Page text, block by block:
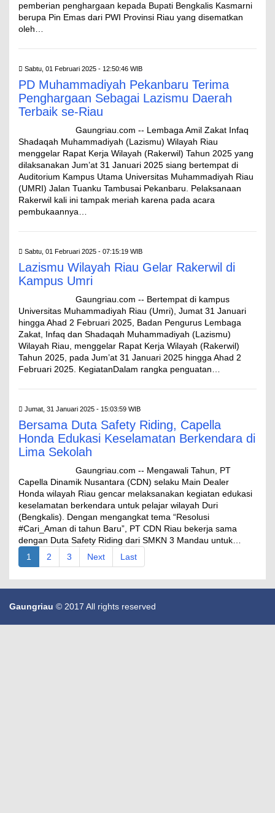
pemberian penghargaan kepada Bupati Bengkalis Kasmarni
berupa Pin Emas dari PWI Provinsi Riau yang disematkan
oleh…
Sabtu, 01 Februari 2025 - 12:50:46 WIB
PD Muhammadiyah Pekanbaru Terima
Penghargaan Sebagai Lazismu Daerah
Terbaik se-Riau
Gaungriau.com -- Lembaga Amil Zakat Infaq
Shadaqah Muhammadiyah (Lazismu) Wilayah Riau
menggelar Rapat Kerja Wilayah (Rakerwil) Tahun 2025 yang
dilaksanakan Jum’at 31 Januari 2025 siang bertempat di
Auditorium Kampus Utama Universitas Muhammadiyah Riau
(UMRI) Jalan Tuanku Tambusai Pekanbaru. Pelaksanaan
Rakerwil kali ini tampak meriah karena pada acara
pembukaannya…
Sabtu, 01 Februari 2025 - 07:15:19 WIB
Lazismu Wilayah Riau Gelar Rakerwil di
Kampus Umri
Gaungriau.com -- Bertempat di kampus
Universitas Muhammadiyah Riau (Umri), Jumat 31 Januari
hingga Ahad 2 Februari 2025, Badan Pengurus Lembaga
Zakat, Infaq dan Shadaqah Muhammadiyah (Lazismu)
Wilayah Riau, menggelar Rapat Kerja Wilayah (Rakerwil)
Tahun 2025, pada Jum’at 31 Januari 2025 hingga Ahad 2
Februari 2025. KegiatanDalam rangka penguatan…
Jumat, 31 Januari 2025 - 15:03:59 WIB
Bersama Duta Safety Riding, Capella
Honda Edukasi Keselamatan Berkendara di
Lima Sekolah
Gaungriau.com -- Mengawali Tahun, PT
Capella Dinamik Nusantara (CDN) selaku Main Dealer
Honda wilayah Riau gencar melaksanakan kegiatan edukasi
keselamatan berkendara untuk pelajar wilayah Duri
(Bengkalis). Dengan mengangkat tema “Resolusi
#Cari_Aman di tahun Baru”, PT CDN Riau bekerja sama
dengan Duta Safety Riding dari SMKN 3 Mandau untuk…
1
2 3 Next Last
Gaungriau © 2017 All rights reserved